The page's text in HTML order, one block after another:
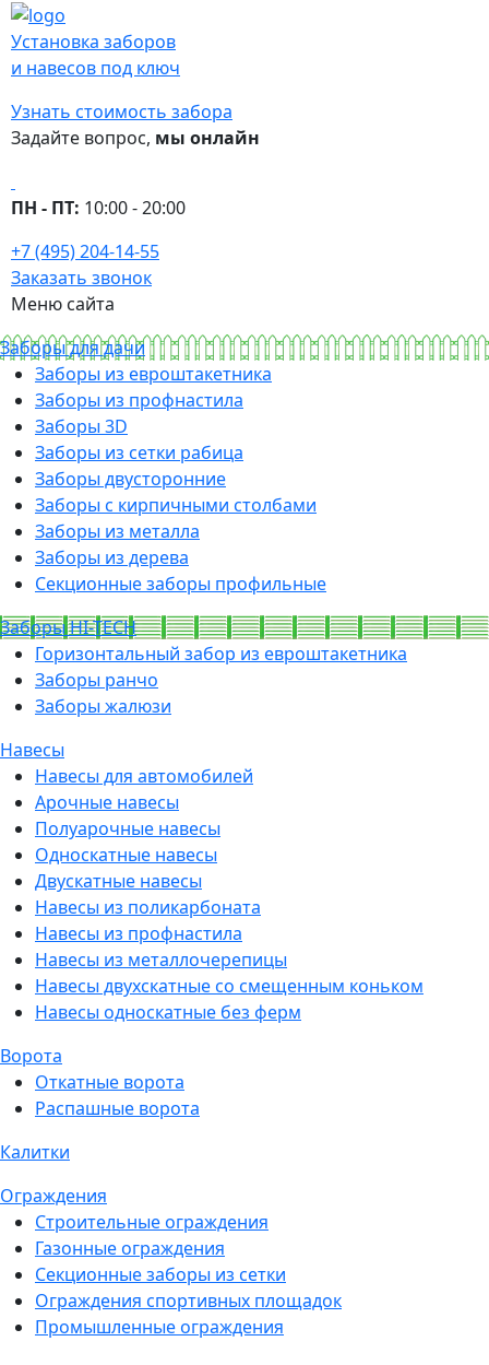
Установка заборов
и навесов под ключ
Узнать стоимость забора
Задайте вопрос, мы онлайн
ПН - ПТ: 10:00 - 20:00
+7 (495) 204-14-55
Заказать звонок
Меню сайта
Заборы для дачи
Заборы из евроштакетника
Заборы из профнастила
Заборы 3D
Заборы из сетки рабица
Заборы двусторонние
Заборы с кирпичными столбами
Заборы из металла
Заборы из дерева
Секционные заборы профильные
Заборы HI-TECH
Горизонтальный забор из евроштакетника
Заборы ранчо
Заборы жалюзи
Навесы
Навесы для автомобилей
Арочные навесы
Полуарочные навесы
Односкатные навесы
Двускатные навесы
Навесы из поликарбоната
Навесы из профнастила
Навесы из металлочерепицы
Навесы двухскатные со смещенным коньком
Навесы односкатные без ферм
Ворота
Откатные ворота
Распашные ворота
Калитки
Ограждения
Строительные ограждения
Газонные ограждения
Секционные заборы из сетки
Ограждения спортивных площадок
Промышленные ограждения